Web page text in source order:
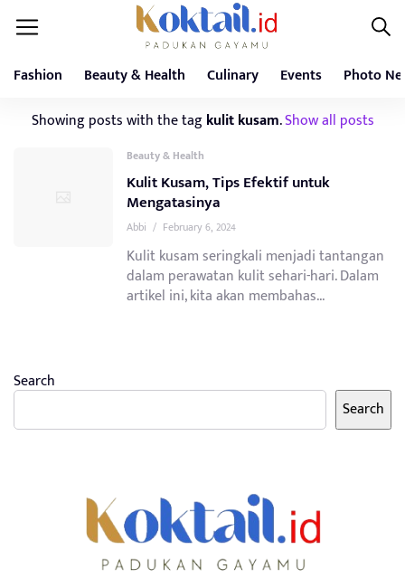
Fashion Beauty & Health Culinary Events Photo
Showing posts with the tagkulit kusam.Show all posts
Beauty & Health
Kulit Kusam, Tips Efektif untuk
Mengatasinya
Abbi / February 6, 2024
Kulit kusam seringkali menjadi tantangan
dalam perawatan kulit sehari-hari. Dalam
artikel ini, kita akan membahas...
Search
Search